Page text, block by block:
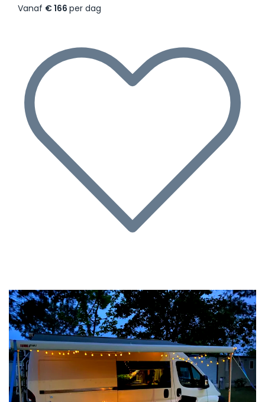
Vanaf € 166 per dag